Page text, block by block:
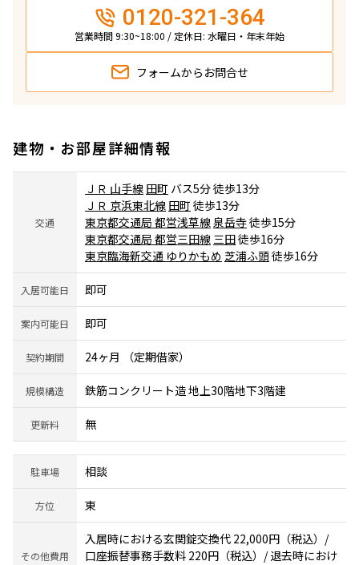
0120-321-364
営業時間 9:30~18:00 / 定休日: 水曜日・年末年始
フォームから お問合せ
建物・お部屋詳細情報
交通
ＪＲ 山手線 田町 バス5分 徒歩13分
ＪＲ 京浜東北線 田町 徒歩13分
東京都交通局 都営浅草線泉岳寺徒歩15分
東京都交通局 都営三田線三田徒歩16分
東京臨海新交通 ゆりかもめ 芝浦ふ頭徒歩16分
入居可能日 即可
案内可能日 即可
契約期間 24ヶ月 （定期借家）
規模構造 鉄筋コンクリート造 地上30階地下3階建
更新料 無
駐車場 相談
方位 東
その他費用
入居時における玄関錠交換代 22,000円（税込）/
口座振替事務手数料 220円（税込）/ 退去時におけ